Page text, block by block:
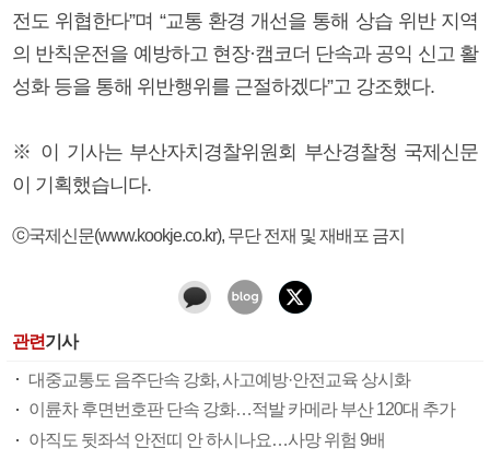
전도 위협한다”며 “교통 환경 개선을 통해 상습 위반 지역
의 반칙운전을 예방하고 현장·캠코더 단속과 공익 신고 활
성화 등을 통해 위반행위를 근절하겠다”고 강조했다.
※ 이 기사는 부산자치경찰위원회 부산경찰청 국제신문
이 기획했습니다.
ⓒ국제신문(www.kookje.co.kr), 무단 전재 및 재배포 금지
관련기사
대중교통도 음주단속 강화, 사고예방·안전교육 상시화
이륜차 후면번호판 단속 강화…적발 카메라 부산 120대 추가
아직도 뒷좌석 안전띠 안 하시나요…사망 위험 9배